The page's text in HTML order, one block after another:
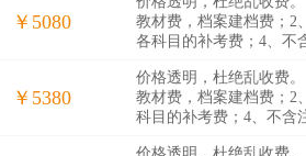
￥5080
教材费，档案建档费；2
各科目的补考费；4、不
￥5380
价格透明，杜绝乱收费
教材费，档案建档费；2
科目的补考费；4、不含